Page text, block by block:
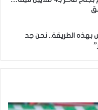
بهذه الطريقة.. نحن جد